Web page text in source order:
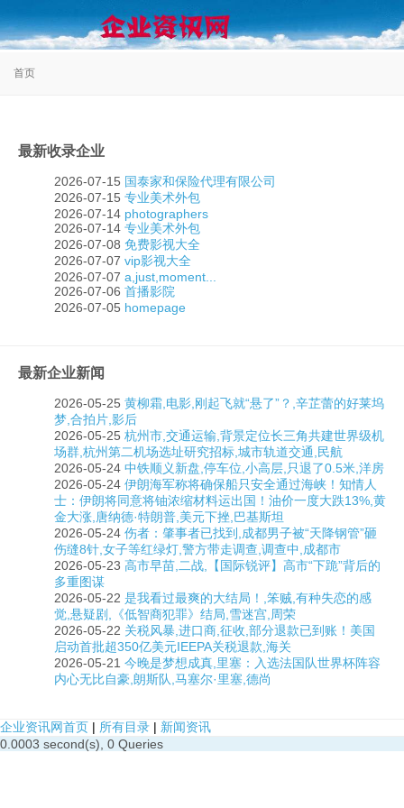
首页
最新收录企业
2026-07-15 国泰家和保险代理有限公司
2026-07-15 专业美术外包
2026-07-14 photographers
2026-07-14 专业美术外包
2026-07-08 免费影视大全
2026-07-07 vip影视大全
2026-07-07 a,just,moment...
2026-07-06 首播影院
2026-07-05 homepage
最新企业新闻
2026-05-25 黄柳霜,电影,刚起飞就“悬了”？,辛芷蕾的好莱坞
梦,合拍片,影后
2026-05-25 杭州市,交通运输,背景定位长三角共建世界级机
场群,杭州第二机场选址研究招标,城市轨道交通,民航
2026-05-24 中铁顺义新盘,停车位,小高层,只退了0.5米,洋房
2026-05-24 伊朗海军称将确保船只安全通过海峡！知情人
士：伊朗将同意将铀浓缩材料运出国！油价一度大跌13%,黄
金大涨,唐纳德·特朗普,美元下挫,巴基斯坦
2026-05-24 伤者：肇事者已找到,成都男子被“天降钢管”砸
伤缝8针,女子等红绿灯,警方带走调查,调查中,成都市
2026-05-23 高市早苗,二战,【国际锐评】高市“下跪”背后的
多重图谋
2026-05-22 是我看过最爽的大结局！,笨贼,有种失恋的感
觉,悬疑剧,《低智商犯罪》结局,雪迷宫,周荣
2026-05-22 关税风暴,进口商,征收,部分退款已到账！美国
启动首批超350亿美元IEEPA关税退款,海关
2026-05-21 今晚是梦想成真,里塞：入选法国队世界杯阵容
内心无比自豪,朗斯队,马塞尔·里塞,德尚
企业资讯网首页 | 所有目录 | 新闻资讯
0.0003 second(s), 0 Queries